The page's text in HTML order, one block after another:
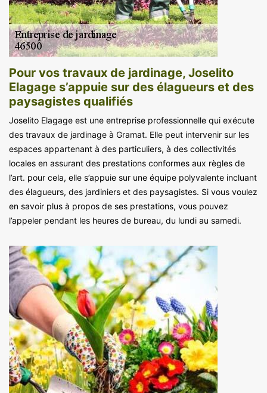
Pour vos travaux de jardinage, Joselito
Elagage s’appuie sur des élagueurs et des
paysagistes qualifiés
Joselito Elagage est une entreprise professionnelle qui exécute
des travaux de jardinage à Gramat. Elle peut intervenir sur les
espaces appartenant à des particuliers, à des collectivités
locales en assurant des prestations conformes aux règles de
l’art. pour cela, elle s’appuie sur une équipe polyvalente incluant
des élagueurs, des jardiniers et des paysagistes. Si vous voulez
en savoir plus à propos de ses prestations, vous pouvez
l’appeler pendant les heures de bureau, du lundi au samedi.